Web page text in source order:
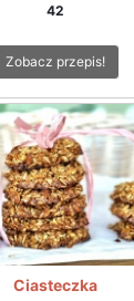
42
Zobacz przepis!
Ciasteczka